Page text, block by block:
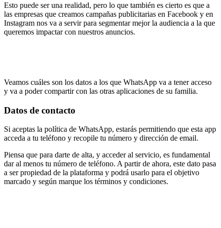
Esto puede ser una realidad, pero lo que también es cierto es que a
las empresas que creamos campañas publicitarias en Facebook y en
Instagram nos va a servir para segmentar mejor la audiencia a la que
queremos impactar con nuestros anuncios.
Veamos cuáles son los datos a los que WhatsApp va a tener acceso
y va a poder compartir con las otras aplicaciones de su familia.
Datos de contacto
Si aceptas la política de WhatsApp, estarás permitiendo que esta app
acceda a tu teléfono y recopile tu número y dirección de email.
Piensa que para darte de alta, y acceder al servicio, es fundamental
dar al menos tu número de teléfono. A partir de ahora, este dato pasa
a ser propiedad de la plataforma y podrá usarlo para el objetivo
marcado y según marque los términos y condiciones.